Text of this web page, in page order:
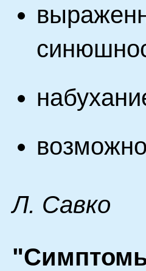
Л. Савко